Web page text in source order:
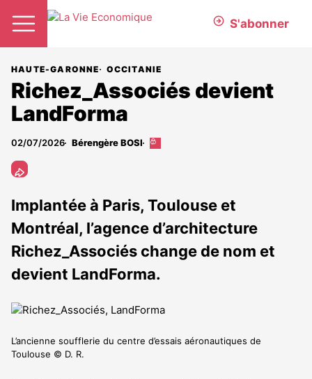
S'abonner
HAUTE-GARONNE OCCITANIE
Richez_Associés devient
LandForma
02/07/2026 Bérengère BOSI
Cet
abonnés
Implantée à Paris, Toulouse et
Montréal, l’agence d’architecture
Richez_Associés change de nom et
devient LandForma.
L’ancienne soufflerie du centre d’essais aéronautiques de
Toulouse © D. R.